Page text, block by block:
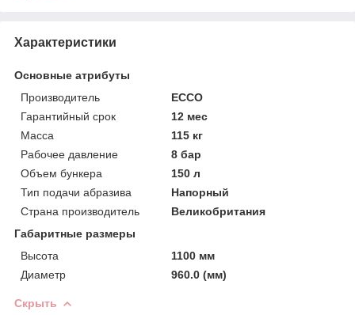
Характеристики
Основные атрибуты
Производитель
ECCO
Гарантийный срок
12 мес
Масса
115 кг
Рабочее давление
8 бар
Объем бункера
150 л
Тип подачи абразива
Напорный
Страна производитель
Великобритания
Габаритные размеры
Высота
1100 мм
Диаметр
960.0 (мм)
Скрыть